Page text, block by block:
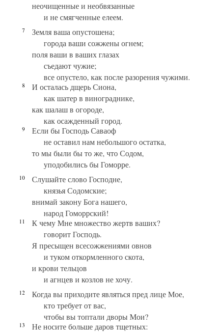
неочищенные и необвязанные
и не смягченные елеем.
7
Земля ваша опустошена;
города ваши сожжены огнем;
поля ваши в ваших глазах
съедают чужие;
все опустело, как после разорения чужими.
8
И осталась дщерь Сиона,
как шатер в винограднике,
как шалаш в огороде,
как осажденный город.
9
Если бы Господь Саваоф
не оставил нам небольшого остатка,
то мы были бы то же, что Содом,
уподобились бы Гоморре.
10
Слушайте слово Господне,
князья Содомские;
внимай закону Бога нашего,
народ Гоморрский!
11
К чему Мне множество жертв ваших?
говорит Господь.
Я пресыщен всесожжениями овнов
и туком откормленного скота,
и крови тельцов
и агнцев и козлов не хочу.
12
Когда вы приходите являться пред лице Мое,
кто требует от вас,
чтобы вы топтали дворы Мои?
13
Не носите больше даров тщетных: